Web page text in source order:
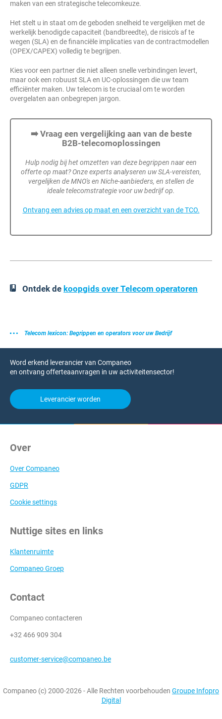
maken van een strategische telecomkeuze.
Het stelt u in staat om de geboden snelheid te vergelijken met de
werkelijk benodigde capaciteit (bandbreedte), de risico's af te
wegen (SLA) en de financiële implicaties van de contractmodellen
(OPEX/CAPEX) volledig te begrijpen.
Kies voor een partner die niet alleen snelle verbindingen levert,
maar ook een robuust SLA en UC-oplossingen die uw team
efficiënter maken. Uw telecom is te cruciaal om te worden
overgelaten aan onbegrepen jargon.
➡️ Vraag een vergelijking aan van de beste
B2B-telecomoplossingen
Hulp nodig bij het omzetten van deze begrippen naar een
offerte op maat? Onze experts analyseren uw SLA-vereisten,
vergelijken de MNO's en Niche-aanbieders, en stellen de
ideale telecomstrategie voor uw bedrijf op.
Ontvang een advies op maat en een overzicht van de TCO.
Ontdek de koopgids over Telecom operatoren
Telecom lexicon: Begrippen en operators voor uw Bedrijf
Word erkend leverancier van Companeo
en ontvang offerteaanvragen in uw activiteitensector!
Leverancier worden
Over
Over Companeo
GDPR
Cookie settings
Nuttige sites en links
Klantenruimte
Companeo Groep
Contact
Companeo contacteren
+32 466 909 304
customer-service@companeo.be
Companeo (c) 2000-2026 - Alle Rechten voorbehouden Groupe Infopro
Digital